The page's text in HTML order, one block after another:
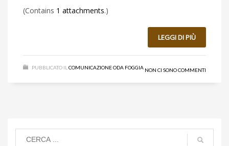
(Contains 1 attachments.)
LEGGI DI PIÙ
PUBBLICATO IL COMUNICAZIONE ODA FOGGIA NON CI SONO COMMENTI